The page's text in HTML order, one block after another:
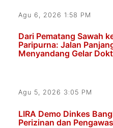
Agu 6, 2026 1:58 PM
Dari Pematang Sawah
Paripurna: Jalan
Menyandang Gelar
Agu 5, 2026 3:05 PM
LIRA Demo Dinkes
Perizinan dan